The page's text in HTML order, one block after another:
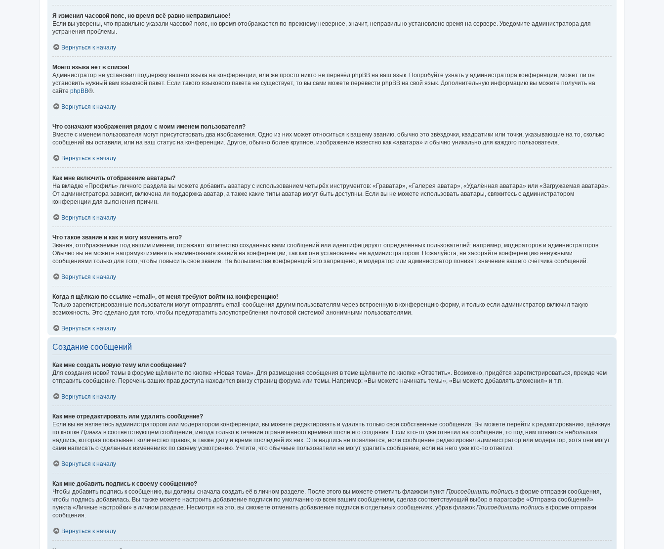
Я изменил часовой пояс, но время всё равно неправильное!
Если вы уверены, что правильно указали часовой пояс, но время отображается по-прежнему неверное, значит, неправильно установлено время на сервере. Уведомите администратора для
устранения проблемы.
Вернуться к началу
Моего языка нет в списке!
Администратор не установил поддержку вашего языка на конференции, или же просто никто не перевёл phpBB на ваш язык. Попробуйте узнать у администратора конференции, может ли он
установить нужный вам языковой пакет. Если такого языкового пакета не существует, то вы сами можете перевести phpBB на свой язык. Дополнительную информацию вы можете получить на
сайте phpBB®.
Вернуться к началу
Что означают изображения рядом с моим именем пользователя?
Вместе с именем пользователя могут присутствовать два изображения. Одно из них может относиться к вашему званию, обычно это звёздочки, квадратики или точки, указывающие на то, сколько
сообщений вы оставили, или на ваш статус на конференции. Другое, обычно более крупное, изображение известно как «аватара» и обычно уникально для каждого пользователя.
Вернуться к началу
Как мне включить отображение аватары?
На вкладке «Профиль» личного раздела вы можете добавить аватару с использованием четырёх инструментов: «Граватар», «Галерея аватар», «Удалённая аватара» или «Загружаемая аватара».
От администратора зависит, включена ли поддержка аватар, а также какие типы аватар могут быть доступны. Если вы не можете использовать аватары, свяжитесь с администратором
конференции для выяснения причин.
Вернуться к началу
Что такое звание и как я могу изменить его?
Звания, отображаемые под вашим именем, отражают количество созданных вами сообщений или идентифицируют определённых пользователей: например, модераторов и администраторов.
Обычно вы не можете напрямую изменять наименования званий на конференции, так как они установлены её администратором. Пожалуйста, не засоряйте конференцию ненужными
сообщениями только для того, чтобы повысить своё звание. На большинстве конференций это запрещено, и модератор или администратор понизят значение вашего счётчика сообщений.
Вернуться к началу
Когда я щёлкаю по ссылке «email», от меня требуют войти на конференцию!
Только зарегистрированные пользователи могут отправлять email-сообщения другим пользователям через встроенную в конференцию форму, и только если администратор включил такую
возможность. Это сделано для того, чтобы предотвратить злоупотребления почтовой системой анонимными пользователями.
Вернуться к началу
Создание сообщений
Как мне создать новую тему или сообщение?
Для создания новой темы в форуме щёлкните по кнопке «Новая тема». Для размещения сообщения в теме щёлкните по кнопке «Ответить». Возможно, придётся зарегистрироваться, прежде чем
отправить сообщение. Перечень ваших прав доступа находится внизу страниц форума или темы. Например: «Вы можете начинать темы», «Вы можете добавлять вложения» и т.п.
Вернуться к началу
Как мне отредактировать или удалить сообщение?
Если вы не являетесь администратором или модератором конференции, вы можете редактировать и удалять только свои собственные сообщения. Вы можете перейти к редактированию, щёлкнув
по кнопке Правка в соответствующем сообщении, иногда только в течение ограниченного времени после его создания. Если кто-то уже ответил на сообщение, то под ним появится небольшая
надпись, которая показывает количество правок, а также дату и время последней из них. Эта надпись не появляется, если сообщение редактировал администратор или модератор, хотя они могут
сами написать о сделанных изменениях по своему усмотрению. Учтите, что обычные пользователи не могут удалить сообщение, если на него уже кто-то ответил.
Вернуться к началу
Как мне добавить подпись к своему сообщению?
Чтобы добавить подпись к сообщению, вы должны сначала создать её в личном разделе. После этого вы можете отметить флажком пункт Присоединить подпись в форме отправки сообщения,
чтобы подпись добавилась. Вы также можете настроить добавление подписи по умолчанию ко всем вашим сообщениям, сделав соответствующий выбор в параграфе «Отправка сообщений»
пункта «Личные настройки» в личном разделе. Несмотря на это, вы сможете отменить добавление подписи в отдельных сообщениях, убрав флажок Присоединить подпись в форме отправки
сообщения.
Вернуться к началу